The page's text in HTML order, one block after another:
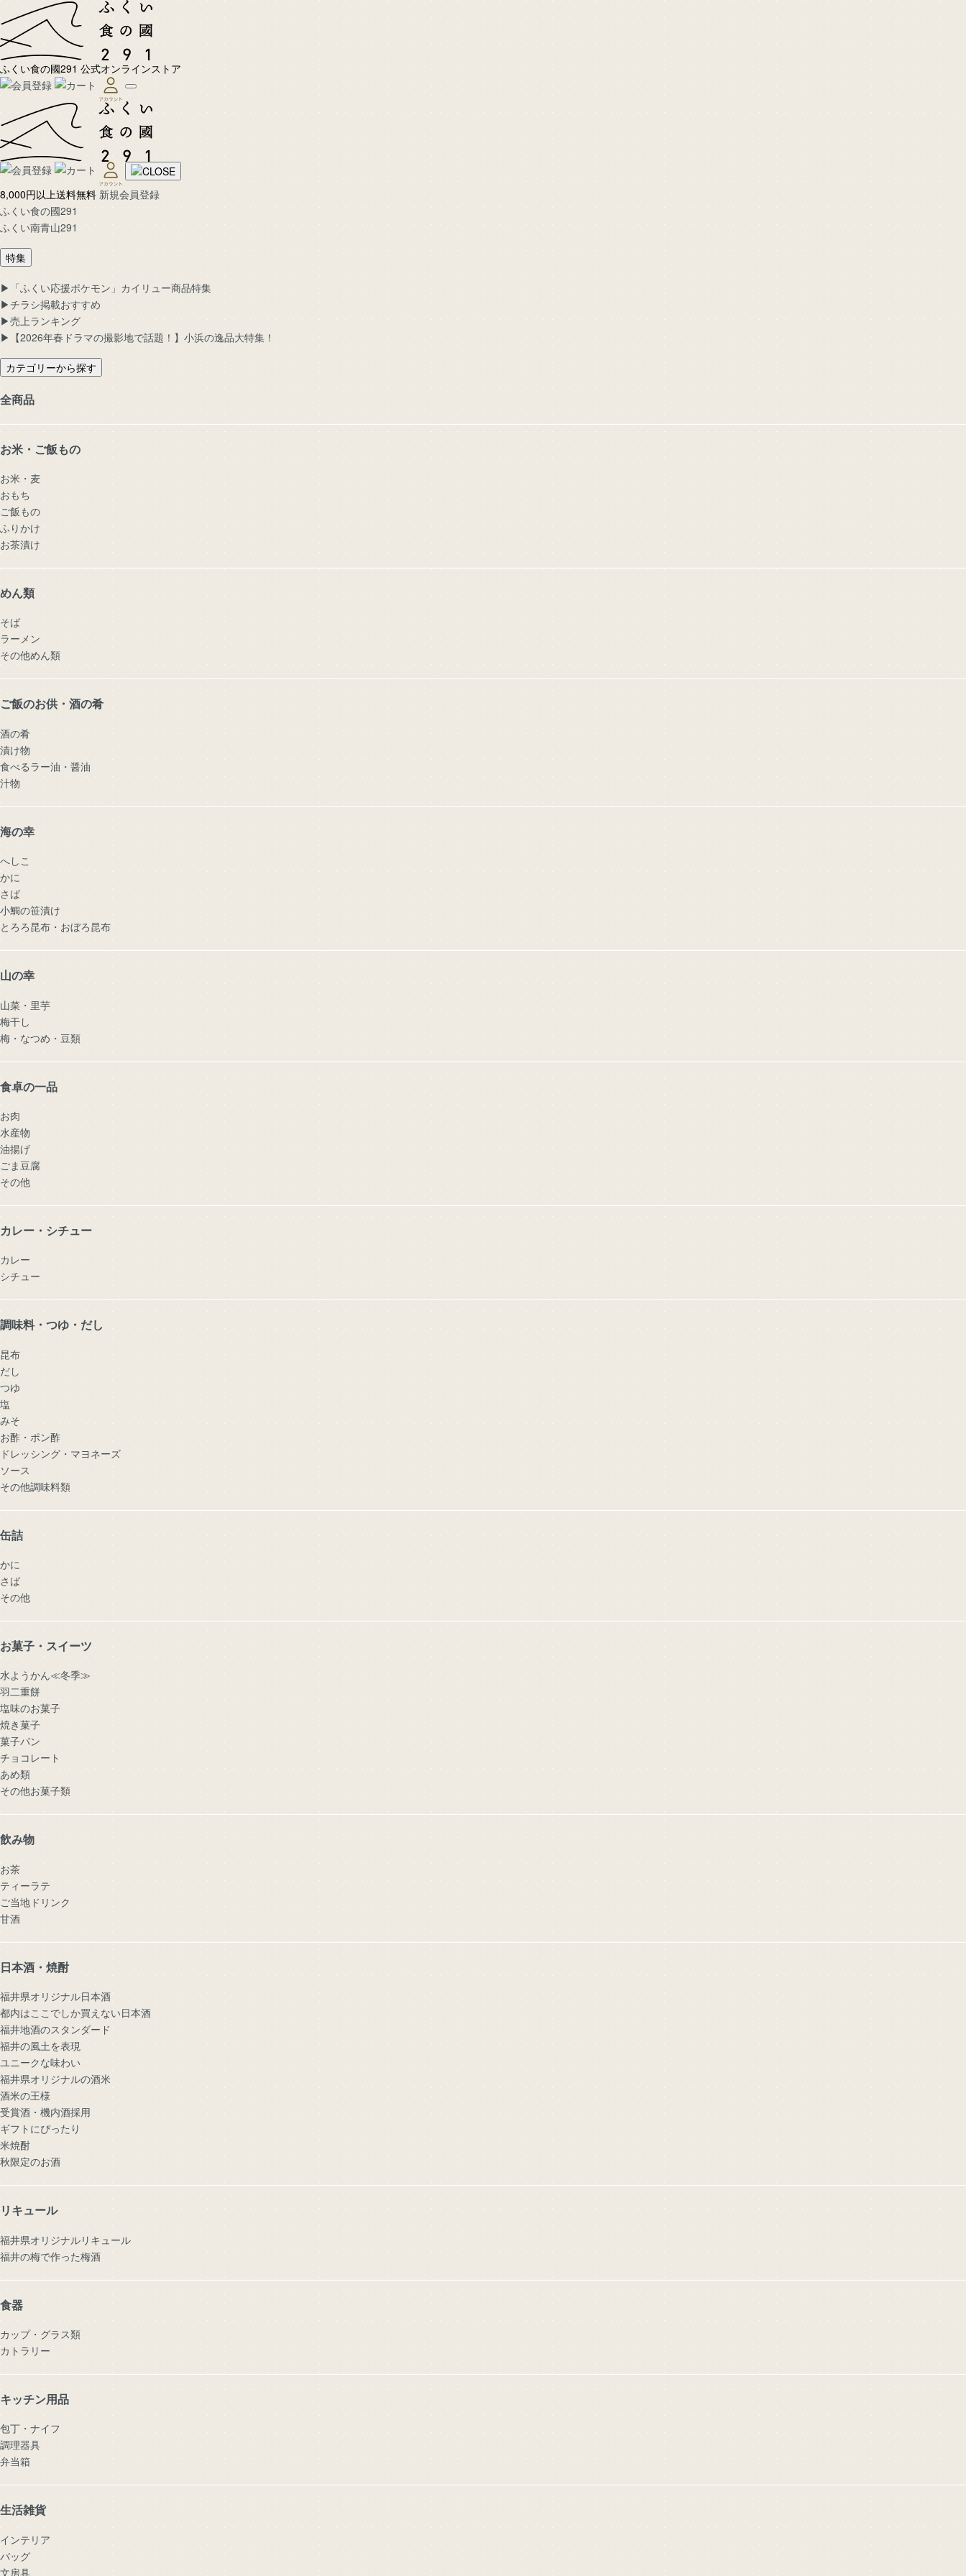
ふくい食の國291 公式オンラインストア
8,000円以上送料無料 新規会員登録
ふくい食の國291
ふくい南青山291
特集
▶︎「ふくい応援ポケモン」カイリュー商品特集
▶︎チラシ掲載おすすめ
▶︎売上ランキング
▶︎【2026年春ドラマの撮影地で話題！】小浜の逸品大特集！
カテゴリーから探す
全商品
お米・ご飯もの
お米・麦
おもち
ご飯もの
ふりかけ
お茶漬け
めん類
そば
ラーメン
その他めん類
ご飯のお供・酒の肴
酒の肴
漬け物
食べるラー油・醤油
汁物
海の幸
へしこ
かに
さば
小鯛の笹漬け
とろろ昆布・おぼろ昆布
山の幸
山菜・里芋
梅干し
梅・なつめ・豆類
食卓の一品
お肉
水産物
油揚げ
ごま豆腐
その他
カレー・シチュー
カレー
シチュー
調味料・つゆ・だし
昆布
だし
つゆ
塩
みそ
お酢・ポン酢
ドレッシング・マヨネーズ
ソース
その他調味料類
缶詰
かに
さば
その他
お菓子・スイーツ
水ようかん≪冬季≫
羽二重餅
塩味のお菓子
焼き菓子
菓子パン
チョコレート
あめ類
その他お菓子類
飲み物
お茶
ティーラテ
ご当地ドリンク
甘酒
日本酒・焼酎
福井県オリジナル日本酒
都内はここでしか買えない日本酒
福井地酒のスタンダード
福井の風土を表現
ユニークな味わい
福井県オリジナルの酒米
酒米の王様
受賞酒・機内酒採用
ギフトにぴったり
米焼酎
秋限定のお酒
リキュール
福井県オリジナルリキュール
福井の梅で作った梅酒
食器
カップ・グラス類
カトラリー
キッチン用品
包丁・ナイフ
調理器具
弁当箱
生活雑貨
インテリア
バッグ
文房具